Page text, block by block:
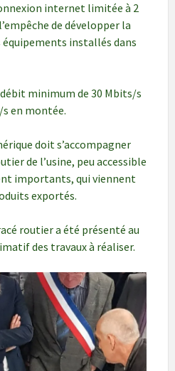
internet limitée à 2
de développer la
installés dans
minimum de 30 Mbits/s
en montée.
doit s’accompagner
de l’usine, peu accessible
importants, qui viennent
exportés.
routier a été présenté au
des travaux à réaliser.